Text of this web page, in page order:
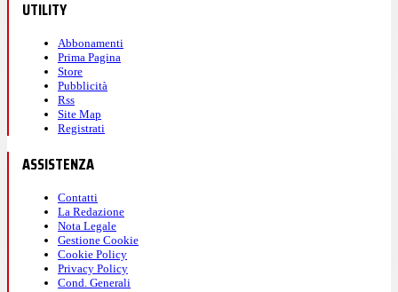
UTILITY
Abbonamenti
Prima Pagina
Store
Pubblicità
Rss
Site Map
Registrati
ASSISTENZA
Contatti
La Redazione
Nota Legale
Gestione Cookie
Cookie Policy
Privacy Policy
Cond. Generali